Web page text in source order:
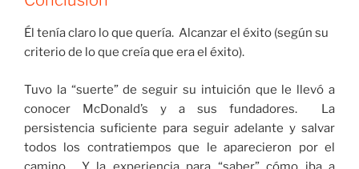
Él tenía claro lo que quería. Alcanzar el éxito (según su
criterio de lo que creía que era el éxito).
Tuvo la “suerte” de seguir su intuición que le llevó a
conocer McDonald’s y a sus fundadores. La
persistencia suficiente para seguir adelante y salvar
todos los contratiempos que le aparecieron por el